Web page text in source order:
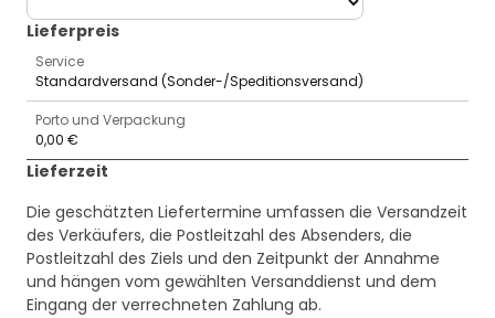
Lieferpreis
Service
Standardversand (Sonder-/Speditionsversand)
Porto und Verpackung
0,00 €
Lieferzeit
Die geschätzten Liefertermine umfassen die Versandzeit
des Verkäufers, die Postleitzahl des Absenders, die
Postleitzahl des Ziels und den Zeitpunkt der Annahme
und hängen vom gewählten Versanddienst und dem
Eingang der verrechneten Zahlung ab.